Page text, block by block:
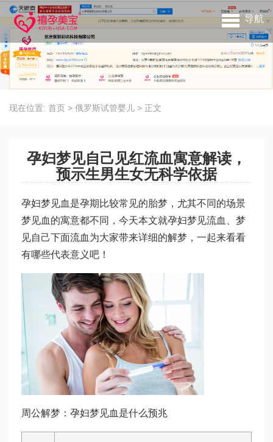
导航
现在位置: 首页 > 俄罗斯试管婴儿 > 正文
孕妇梦见自己见红流血寓意解读，
预示生男生女无科学依据
孕妇梦见血是孕期比较常见的胎梦，尤其不同的场景
梦见血的寓意都不同，今天本文就孕妇梦见流血、梦
见自己下面流血为大家带来详细的解梦，一起来看看
有哪些代表意义吧！
周公解梦：孕妇梦见血是什么预兆